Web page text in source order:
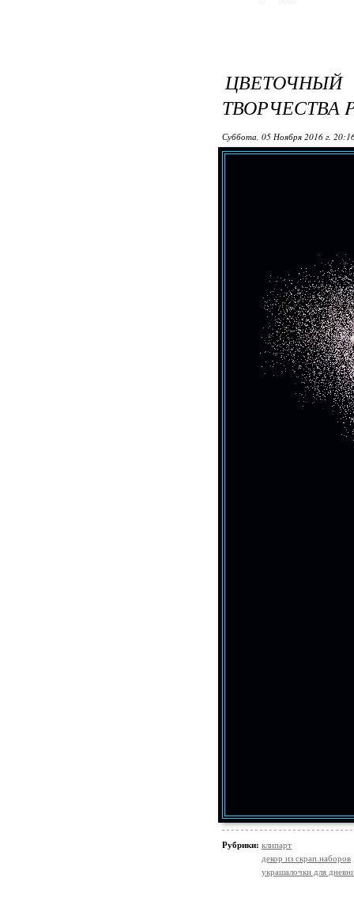
ТВОРЧЕСТВА
Суббота, 05 Ноября 2016 г.
Рубрики: клипарт
декор из скрап.наборов
украшалочки для